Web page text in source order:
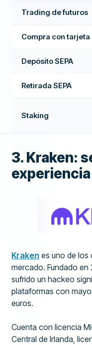
Trading de futuros
Compra con tarjeta
Depósito SEPA
Retirada SEPA
Staking
3. Kraken:
experiencia
Kraken es uno de los
mercado. Fundado en
sufrido un hackeo
plataformas con
euros.
Cuenta con licencia
Central de Irlanda,